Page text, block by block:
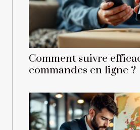
Comment suivre
commandes en ligne ?